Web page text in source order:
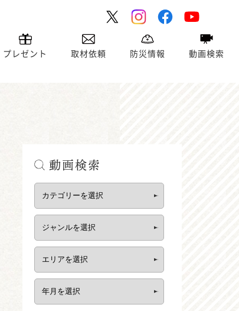
プレゼント 取材依頼 防災情報 動画検索
動画検索